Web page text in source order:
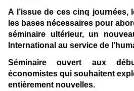
A l’issue de ces cinq journées,
les bases nécessaires pour
séminaire ultérieur, un
International au service de
Séminaire ouvert aux
économistes qui souhaitent
entièrement nouvelles.